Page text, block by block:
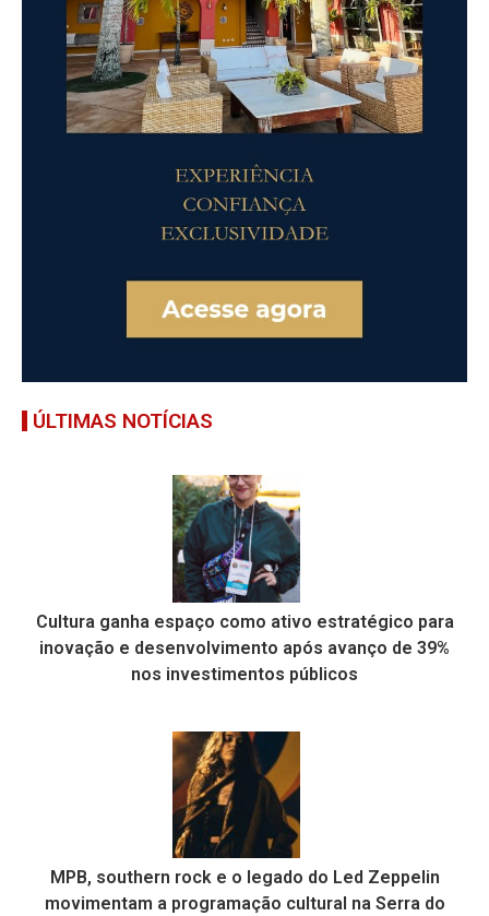
ÚLTIMAS NOTÍCIAS
Cultura ganha espaço como ativo estratégico para
inovação e desenvolvimento após avanço de 39%
nos investimentos públicos
MPB, southern rock e o legado do Led Zeppelin
movimentam a programação cultural na Serra do